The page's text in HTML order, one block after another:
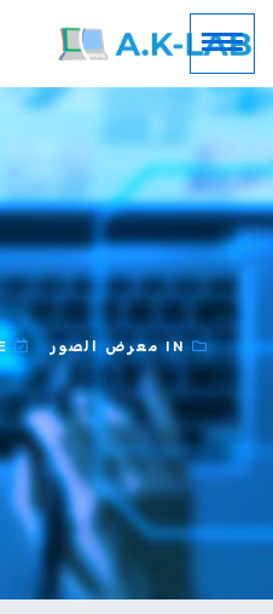
IN معرض الصور